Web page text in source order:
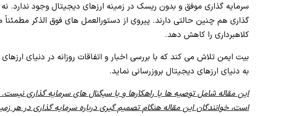
سرمایه گذاری موفق و بدون ریسک در زمینه ارزهای دیجیتال وجود ندارد.
گذاری هم چنین حالتی دارند. پیروی از دستورالعمل های فوق الذکر
کلاهبرداری را کاهش دهد.
بیت ایمن تلاش می کند که با بررسی اخبار و اتفاقات روزانه در دنیای
به دنیای ارزهای دیجیتال بروزرسانی نماید.
این مقاله شامل توصیه ها یا راهکارها و یا سیگنال های سرمایه گذاری
است، خوانندگان این مقاله هنگام تصمیم گیری درباره سرمایه گذاری در هر